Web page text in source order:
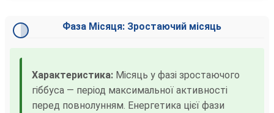
Фаза Місяця: Зростаючий місяць
Характеристика: Місяць у фазі зростаючого
гіббуса — період максимальної активності
перед повнолунням. Енергетика цієї фази